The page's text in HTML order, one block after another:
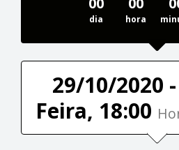
dia hora
29/10/2020
Feira, 18:00